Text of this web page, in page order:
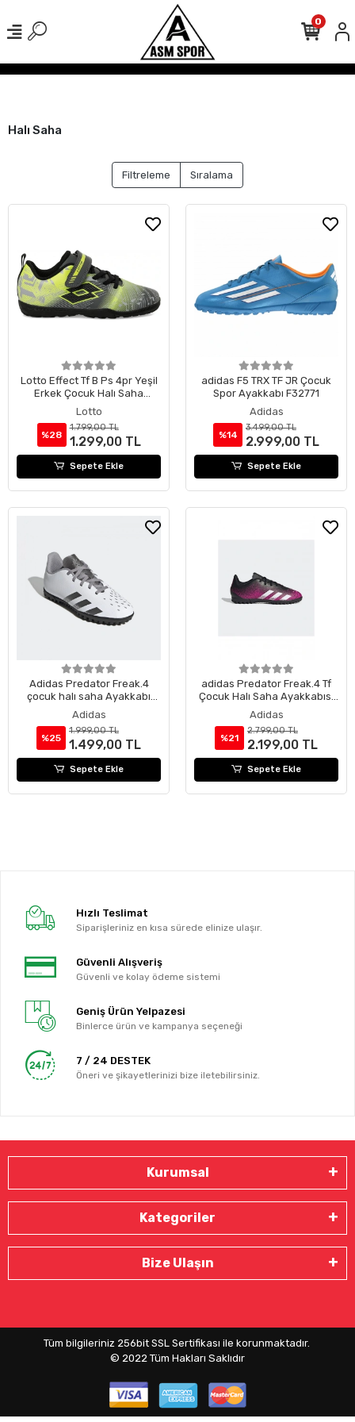
Kargo Ücretsiz! 500 TL Üzeri Tüm
0
Halı Saha
Filtreleme Sıralama
Lotto Effect Tf B Ps 4pr Yeşil
Erkek Çocuk Halı Saha
Ayakkabısı
Lotto
%28
1.799,00 TL
1.299,00 TL
Sepete Ekle
adidas F5 TRX TF JR Çocuk
Spor Ayakkabı F32771
Adidas
%14
3.499,00 TL
2.999,00 TL
Sepete Ekle
Adidas Predator Freak.4
çocuk halı saha Ayakkabı
FY6343
Adidas
%25
1.999,00 TL
1.499,00 TL
Sepete Ekle
adidas Predator Freak.4 Tf
Çocuk Halı Saha Ayakkabısı
Fw7537
Adidas
%21
2.799,00 TL
2.199,00 TL
Sepete Ekle
Hızlı Teslimat
Siparişleriniz en kısa sürede elinize ulaşır.
Güvenli Alışveriş
Güvenli ve kolay ödeme sistemi
Geniş Ürün Yelpazesi
Binlerce ürün ve kampanya seçeneği
7 / 24 DESTEK
Öneri ve şikayetlerinizi bize iletebilirsiniz.
Kurumsal
Kategoriler
Bize Ulaşın
Tüm bilgileriniz 256bit SSL Sertifikası ile korunmaktadır.
© 2022 Tüm Hakları Saklıdır